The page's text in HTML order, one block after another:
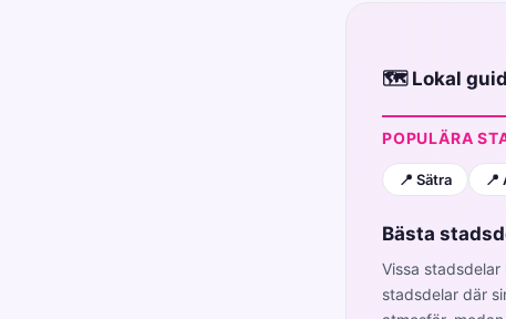
🗺️ Lokal
POPULÄRA
📍 Sätra 📍
Bästa
Vissa
stadsdelar där